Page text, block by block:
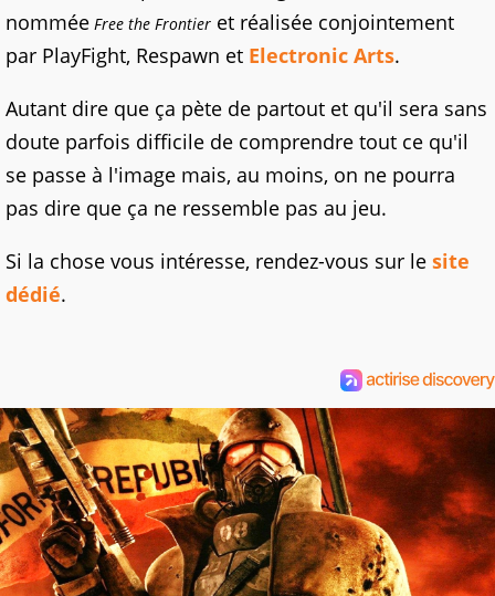
nommée Free the Frontier et réalisée conjointement
par PlayFight, Respawn et Electronic Arts.
Autant dire que ça pète de partout et qu'il sera sans
doute parfois difficile de comprendre tout ce qu'il
se passe à l'image mais, au moins, on ne pourra
pas dire que ça ne ressemble pas au jeu.
Si la chose vous intéresse, rendez-vous sur le site
dédié.